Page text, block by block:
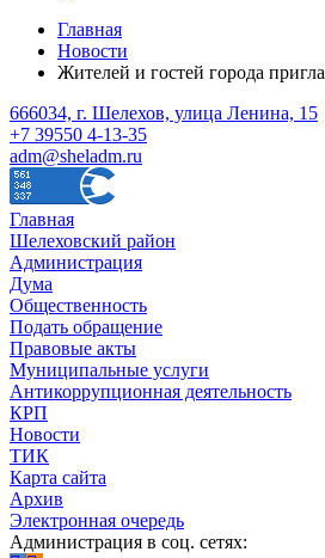
Главная
Новости
Жителей и гостей города
666034, г. Шелехов, улица Ленина, 15
+7 39550 4-13-35
adm@sheladm.ru
Главная
Шелеховский район
Администрация
Дума
Общественность
Подать обращение
Правовые акты
Муниципальные услуги
Антикоррупционная деятельность
КРП
Новости
ТИК
Карта сайта
Архив
Электронная очередь
Администрация в соц. сетях: